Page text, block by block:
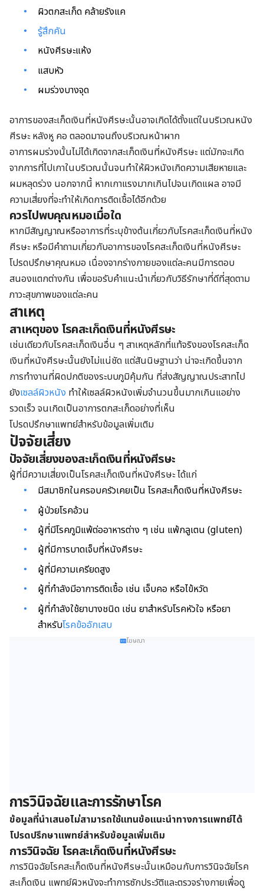
ผิวตกสะเก็ด คล้ายรังแค
รู้สึกคัน
หนังศีรษะแห้ง
แสบหัว
ผมร่วงบางจุด
อาการของสะเก็ดเงินที่หนังศีรษะนั้นอาจเกิดได้ตั้งแต่ในบริเวณหนัง
ศีรษะ หลังหู คอ ตลอดมาจนถึงบริเวณหน้าผาก
อาการผมร่วงนั้นไม่ได้เกิดจากสะเก็ดเงินที่หนังศีรษะ แต่มักจะเกิด
จากการที่ไปเกาในบริเวณนั้นจนทำให้ผิวหนังเกิดความเสียหายและ
ผมหลุดร่วง นอกจากนี้ หากเกาแรงมากเกินไปจนเกิดแผล อาจมี
ความเสี่ยงที่จะทำให้เกิดการติดเชื้อได้อีกด้วย
ควรไปพบคุณหมอเมื่อใด
หากมีสัญญาณหรืออาการที่ระบุข้างต้นเกี่ยวกับโรคสะเก็ดเงินที่หนัง
ศีรษะ หรือมีคำถามเกี่ยวกับอาการของโรคสะเก็ดเงินที่หนังศีรษะ
โปรดปรึกษาคุณหมอ เนื่องจากร่างกายของแต่ละคนมีการตอบ
สนองแตกต่างกัน เพื่อขอรับคำแนะนำเกี่ยวกับวิธีรักษาที่ดีที่สุดตาม
ภาวะสุขภาพของแต่ละคน
สาเหตุ
สาเหตุของ โรคสะเก็ดเงินที่หนังศีรษะ
เช่นเดียวกับโรคสะเก็ดเงินอื่น ๆ สาเหตุหลักที่แท้จริงของโรคสะเก็ด
เงินที่หนังศีรษะนั้นยังไม่แน่ชัด แต่สันนิษฐานว่า น่าจะเกิดขึ้นจาก
การทำงานที่ผิดปกติของระบบภูมิคุ้มกัน ที่ส่งสัญญาณประสาทไป
ยังเซลล์ผิวหนัง ทำให้เซลล์ผิวหนังเพิ่มจำนวนขึ้นมากเกินแอย่าง
รวดเร็ว จนเกิดเป็นอาการตกสะเก็ดอย่างที่เห็น
โปรดปรึกษาแพทย์สำหรับข้อมูลเพิ่มเติม
ปัจจัยเสี่ยง
ปัจจัยเสี่ยงของสะเก็ดเงินที่หนังศีรษะ
ผู้ที่มีความเสี่ยงเป็นโรคสะเก็ดเงินที่หนังศีรษะ ได้แก่
มีสมาชิกในครอบครัวเคยเป็น โรคสะเก็ดเงินที่หนังศีรษะ
ผู้ป่วยโรคอ้วน
ผู้ที่มีโรคภูมิแพ้ต่ออาหารต่าง ๆ เช่น แพ้กลูเตน (gluten)
ผู้ที่มีการบาดเจ็บที่หนังศีรษะ
ผู้ที่มีความเครียดสูง
ผู้ที่กำลังมีอาการติดเชื้อ เช่น เจ็บคอ หรือไข้หวัด
ผู้ที่กำลังใช้ยาบางชนิด เช่น ยาสำหรับโรคหัวใจ หรือยา
สำหรับโรคข้ออักเสบ
โฆษณา
การวินิจฉัยและการรักษาโรค
ข้อมูลที่นำเสนอไม่สามารถใช้แทนข้อแนะนำทางการแพทย์ได้
โปรดปรึกษาแพทย์สำหรับข้อมูลเพิ่มเติม
การวินิจฉัย โรคสะเก็ดเงินที่หนังศีรษะ
การวินิจฉัยโรคสะเก็ดเงินที่หนังศีรษะนั้นเหมือนกับการวินิจฉัยโรค
สะเก็ดเงิน แพทย์ผิวหนังจะทำการซักประวัติและตรวจร่างกายเพื่อดู